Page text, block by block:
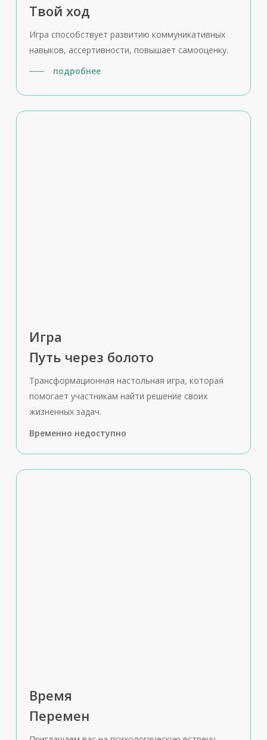
Твой ход
Игра способствует развитию коммуникативных
навыков, ассертивности, повышает самооценку.
подробнее
Игра
Путь через болото
Трансформационная настольная игра, которая
помогает участникам найти решение своих
жизненных задач.
Временно недоступно
Время
Перемен